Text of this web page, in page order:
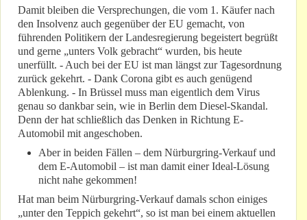
Damit bleiben die Versprechungen, die vom 1. Käufer nach
den Insolvenz auch gegenüber der EU gemacht, von
führenden Politikern der Landesregierung begeistert begrüßt
und gerne „unters Volk gebracht“ wurden, bis heute
unerfüllt. - Auch bei der EU ist man längst zur Tagesordnung
zurück gekehrt. - Dank Corona gibt es auch genügend
Ablenkung. - In Brüssel muss man eigentlich dem Virus
genau so dankbar sein, wie in Berlin dem Diesel-Skandal.
Denn der hat schließlich das Denken in Richtung E-
Automobil mit angeschoben.
Aber in beiden Fällen – dem Nürburgring-Verkauf und
dem E-Automobil – ist man damit einer Ideal-Lösung
nicht nahe gekommen!
Hat man beim Nürburgring-Verkauf damals schon einiges
„unter den Teppich gekehrt“, so ist man bei einem aktuellen